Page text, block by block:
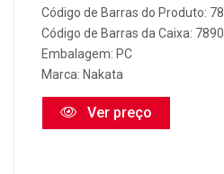
Código de Barras do Produto:
Código de Barras da Caixa:
Embalagem: PC
Marca: Nakata
Ver preço